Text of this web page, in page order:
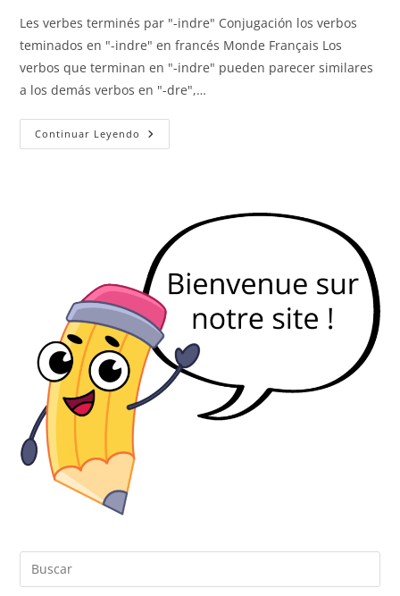
Les verbes terminés par "-indre" Conjugación los verbos
teminados en "-indre" en francés Monde Français Los
verbos que terminan en "-indre" pueden parecer similares
a los demás verbos en "-dre",…
Continuar Leyendo Los
Verbos